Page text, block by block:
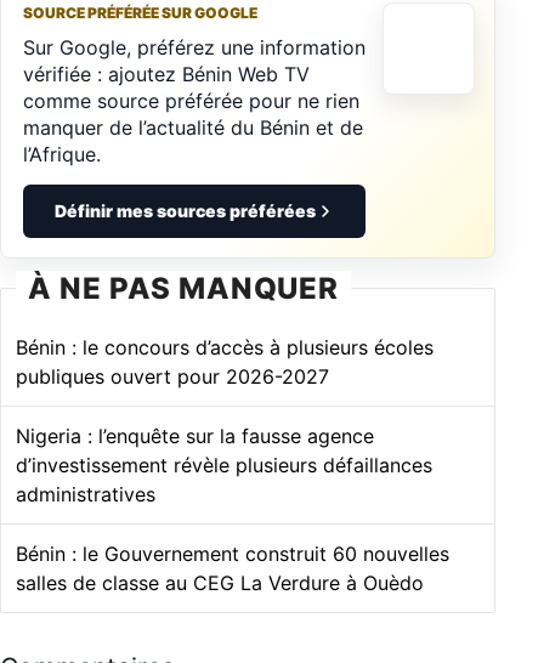
SOURCE PRÉFÉRÉE SUR GOOGLE
Sur Google, préférez une information
vérifiée : ajoutez Bénin Web TV
comme source préférée pour ne rien
manquer de l’actualité du Bénin et de
l’Afrique.
Définir mes sources préférées
À NE PAS MANQUER
Bénin : le concours d’accès à plusieurs écoles
publiques ouvert pour 2026-2027
Nigeria : l’enquête sur la fausse agence
d’investissement révèle plusieurs défaillances
administratives
Bénin : le Gouvernement construit 60 nouvelles
salles de classe au CEG La Verdure à Ouèdo